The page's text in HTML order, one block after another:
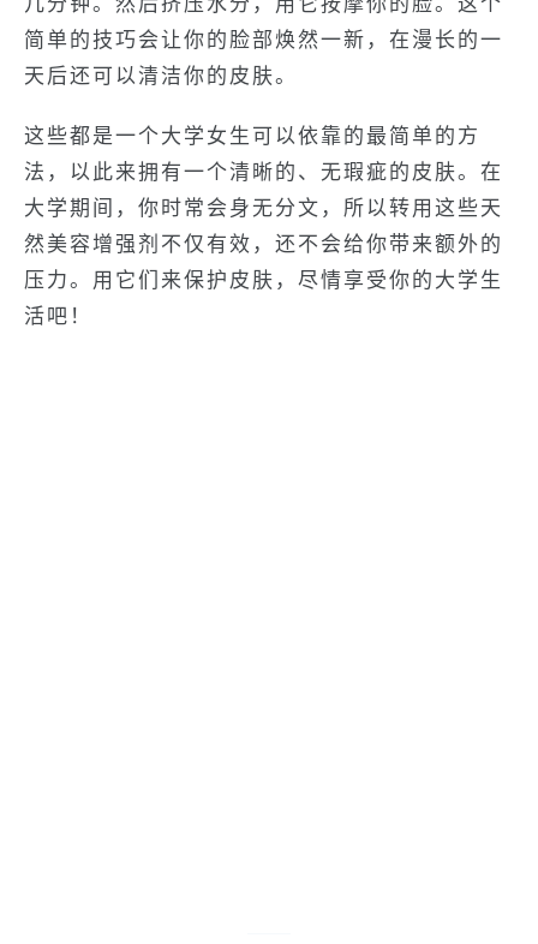
简单的技巧会让你的脸部焕然一新，在漫长的一
天后还可以清洁你的皮肤。
这些都是一个大学女生可以依靠的最简单的方
法，以此来拥有一个清晰的、无瑕疵的皮肤。在
大学期间，你时常会身无分文，所以转用这些天
然美容增强剂不仅有效，还不会给你带来额外的
压力。用它们来保护皮肤，尽情享受你的大学生
活吧！